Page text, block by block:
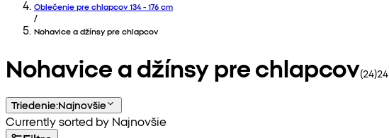
Oblečenie pre chlapcov 134 - 176 cm
/
Nohavice a džínsy pre chlapcov
Nohavice a džínsy pre chlapcov(24)24
Triedenie:Najnovšie
Currently sorted by Najnovšie